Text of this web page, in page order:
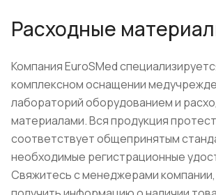
Расходные
Компания EuroSMed
комплексном оснащении
лабораторий оборудованием и
материалами. Вся продукция
соответствует общепринятым
необходимые регистрационные
Свяжитесь с менеджерами